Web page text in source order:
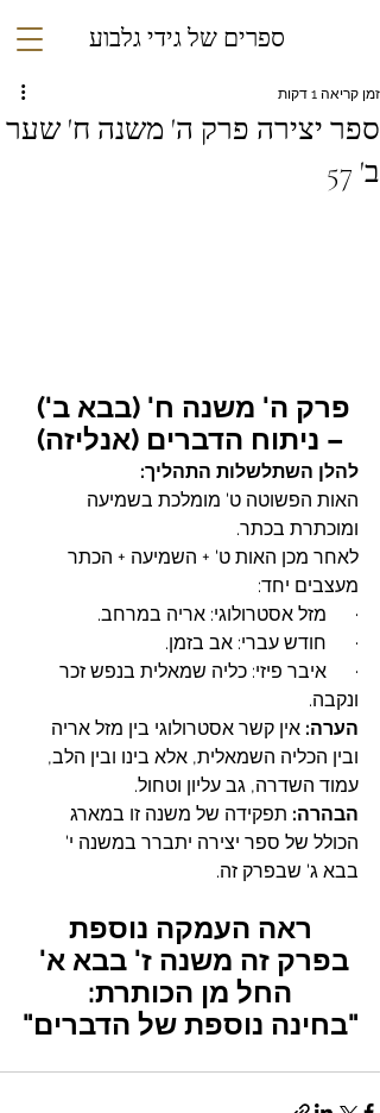
ספרים של גידי גלבוע
ספר יצירה פרק ה' משנה ח' שער
ב' 57
זמן קריאה 1 דקות
פרק ה' משנה ח' (בבא ב')
– ניתוח הדברים (אנליזה)
להלן השתלשלות התהליך:
האות הפשוטה ט' מומלכת בשמיעה
ומוכתרת בכתר.
לאחר מכן האות ט' + השמיעה + הכתר
מעצבים יחד:
·      מזל אסטרולוגי: אריה במרחב.
·      חודש עברי: אב בזמן.
·      איבר פיזי: כליה שמאלית בנפש זכר
ונקבה.
הערה: אין קשר אסטרולוגי בין מזל אריה
ובין הכליה השמאלית, אלא בינו ובין הלב,
עמוד השדרה, גב עליון וטחול.
הבהרה: תפקידה של משנה זו במארג
הכולל של ספר יצירה יתברר במשנה י'
בבא ג' שבפרק זה.
ראה העמקה נוספת
בפרק זה משנה ז' בבא א'
החל מן הכותרת:
"בחינה נוספת של הדברים"